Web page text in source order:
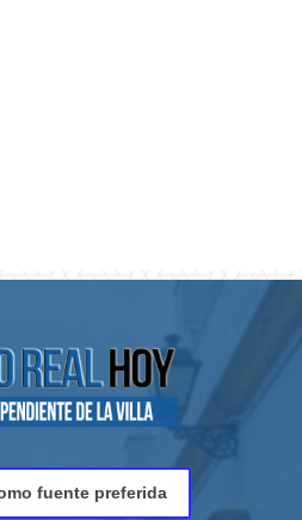
fuente preferida